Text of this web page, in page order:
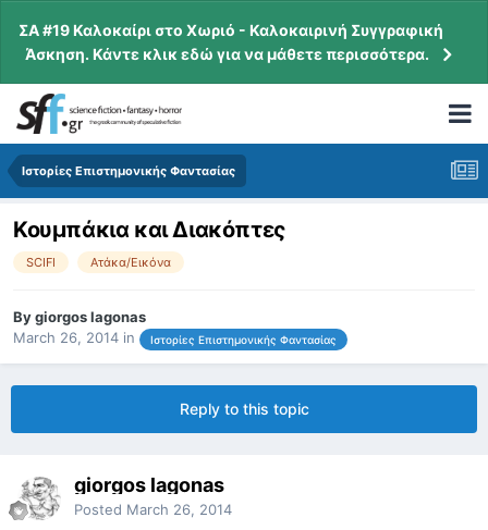
ΣΑ #19 Καλοκαίρι στο Χωριό - Καλοκαιρινή Συγγραφική
Άσκηση. Κάντε κλικ εδώ για να μάθετε περισσότερα.
Ιστορίες Επιστημονικής Φαντασίας
Κουμπάκια και Διακόπτες
SCIFI Ατάκα/Εικόνα
Bygiorgos lagonas
March 26, 2014 in Ιστορίες Επιστημονικής Φαντασίας
Reply to this topic
giorgos lagonas
Posted March 26, 2014